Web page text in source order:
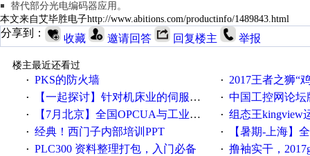
￭ 替代部分光电编码器应用。
本文来自艾毕胜电子http://www.abitions.com/productinfo/1489843.html
分享到： 收藏 邀请回答 回复楼主 举报
楼主最近还看过
· PKS的防火墙 · 2017王者之狮“鸡”情签到
· 【一起探讨】针对机床业的伺服系统发展，您的期望是什么？ · 中国工控网论坛版
· 【7月北京】全国OPCUA与工业互联技术培训班通知！ · 组态王kingview
· 经典！西门子内部培训PPT · 【暑期-上海】全国工业
· PLC300 资料整理打包，入门必备 · 撸袖实干，2017gongkong®第